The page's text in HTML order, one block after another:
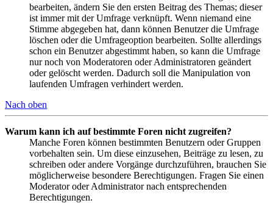
bearbeiten, ändern Sie den ersten Beitrag des Themas; dieser
ist immer mit der Umfrage verknüpft. Wenn niemand eine
Stimme abgegeben hat, dann können Benutzer die Umfrage
löschen oder die Umfrageoption bearbeiten. Sollte allerdings
schon ein Benutzer abgestimmt haben, so kann die Umfrage
nur noch von Moderatoren oder Administratoren geändert
oder gelöscht werden. Dadurch soll die Manipulation von
laufenden Umfragen verhindert werden.
Nach oben
Warum kann ich auf bestimmte Foren nicht zugreifen?
Manche Foren können bestimmten Benutzern oder Gruppen
vorbehalten sein. Um diese einzusehen, Beiträge zu lesen, zu
schreiben oder andere Vorgänge durchzuführen, brauchen Sie
möglicherweise besondere Berechtigungen. Fragen Sie einen
Moderator oder Administrator nach entsprechenden
Berechtigungen.